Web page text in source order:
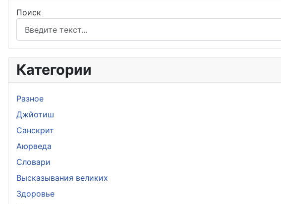
Поиск
Категории
Разное
Джйотиш
Санскрит
Аюрведа
Словари
Высказывания великих
Здоровье